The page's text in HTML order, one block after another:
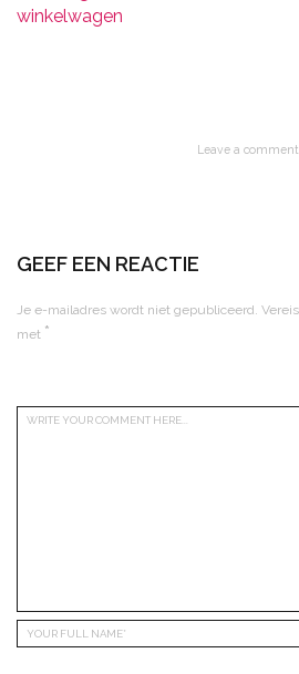
winkelwagen
Leave a comment
GEEF EEN REACTIE
Je e-mailadres wordt niet gepubliceerd.
met *